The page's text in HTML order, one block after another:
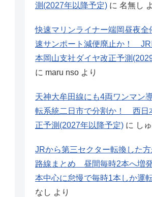
測(2027年以降予定) に 名無し
快速マリンライナー端岡昼夜全
速サンポート減便廃止か！ JR
本岡山支社ダイヤ改正予測
に maru nso より
天神大牟田線にも4両ワンマン
転系統二日市で分割か！ 西日
正予測(2027年以降予定) に し
JRから第三セクター転換した
路線まとめ 昼間毎時2本へ増
本中心に怠慢で毎時1本しか運
なし より